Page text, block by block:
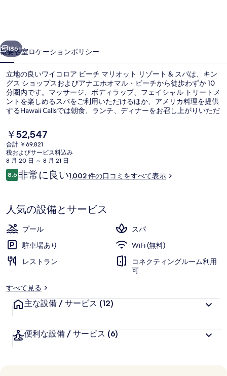
チ
マ
リ
オ
ッ
ト
リ
ゾ
ー
&
ス
パ
の
真
次へ
186+
概要客室ロケーションポリシー
立地の良いワイコロア ビーチ マリオット リゾート & スパは、キン
グス ショップスおよびアナエホオマル・ビーチから徒歩わずか 10
分圏内です。マッサージ、ボディラップ、フェイシャル トリートメ
ントを楽しめるスパをご利用いただけるほか、アメリカ料理を提供
するHawaii Callsでは朝食、ランチ、ディナーをお召し上がりいただ
ル、プールサイドバー、および24 時間営業のフィットネスセンタ
ーがあります。旅行者はプールや親切なスタッフを評価していま
す。
現
在
の
料
金
は
す
￥52,547
合計 ￥69,821
税およびサービス料込み
8 月 20 日 ～ 8 月 21 日
口
コ
8.610段階中8.6
非常に良い1,002 件の口コミをすべて表示
人気の設備とサービス
プール
スパ
駐車場あり
WiFi (無料)
レストラン
コネクティングルーム利用
可
すべて見る
主な設備 / サービス (12)
便利な設備 / サービス (6)